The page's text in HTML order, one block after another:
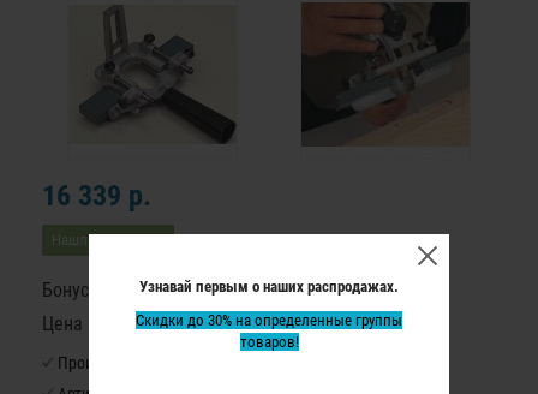
Узнавай первым о наших распродажах.
Скидки до 30% на определенные группы
товаров!
16 339 р.
Нашли дешевле?
Бонусные баллы: 204
Цена в бонусных баллах: 13590
Производитель: